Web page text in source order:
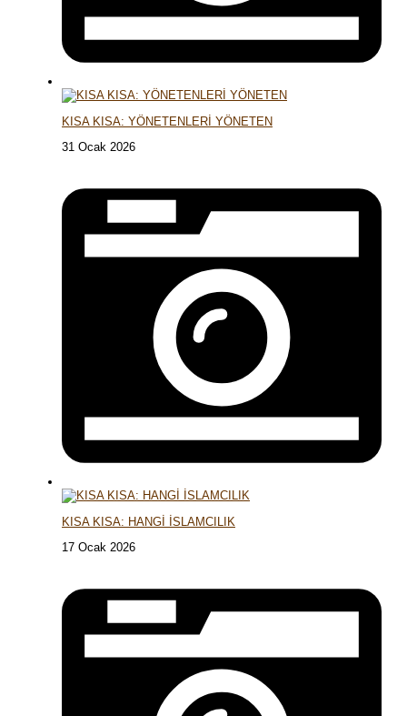
KISA KISA: YÖNETENLERİ YÖNETEN
31 Ocak 2026
KISA KISA: HANGİ İSLAMCILIK
17 Ocak 2026